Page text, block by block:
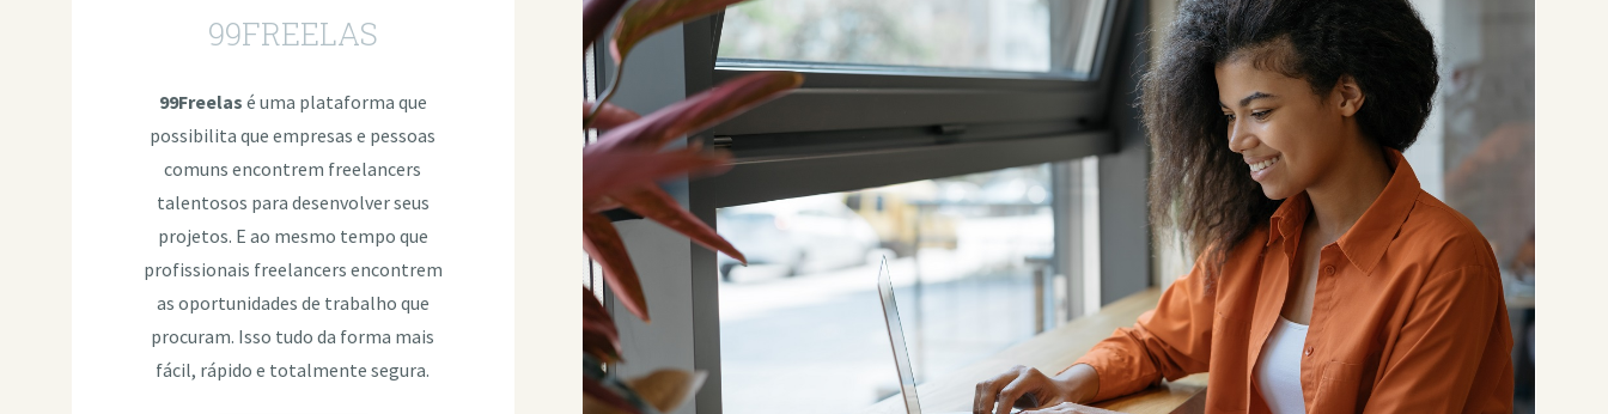
99FREELAS
99Freelas é uma plataforma que
possibilita que empresas e pessoas
comuns encontrem freelancers
talentosos para desenvolver seus
projetos. E ao mesmo tempo que
profissionais freelancers encontrem
as oportunidades de trabalho que
procuram. Isso tudo da forma mais
fácil, rápido e totalmente segura.